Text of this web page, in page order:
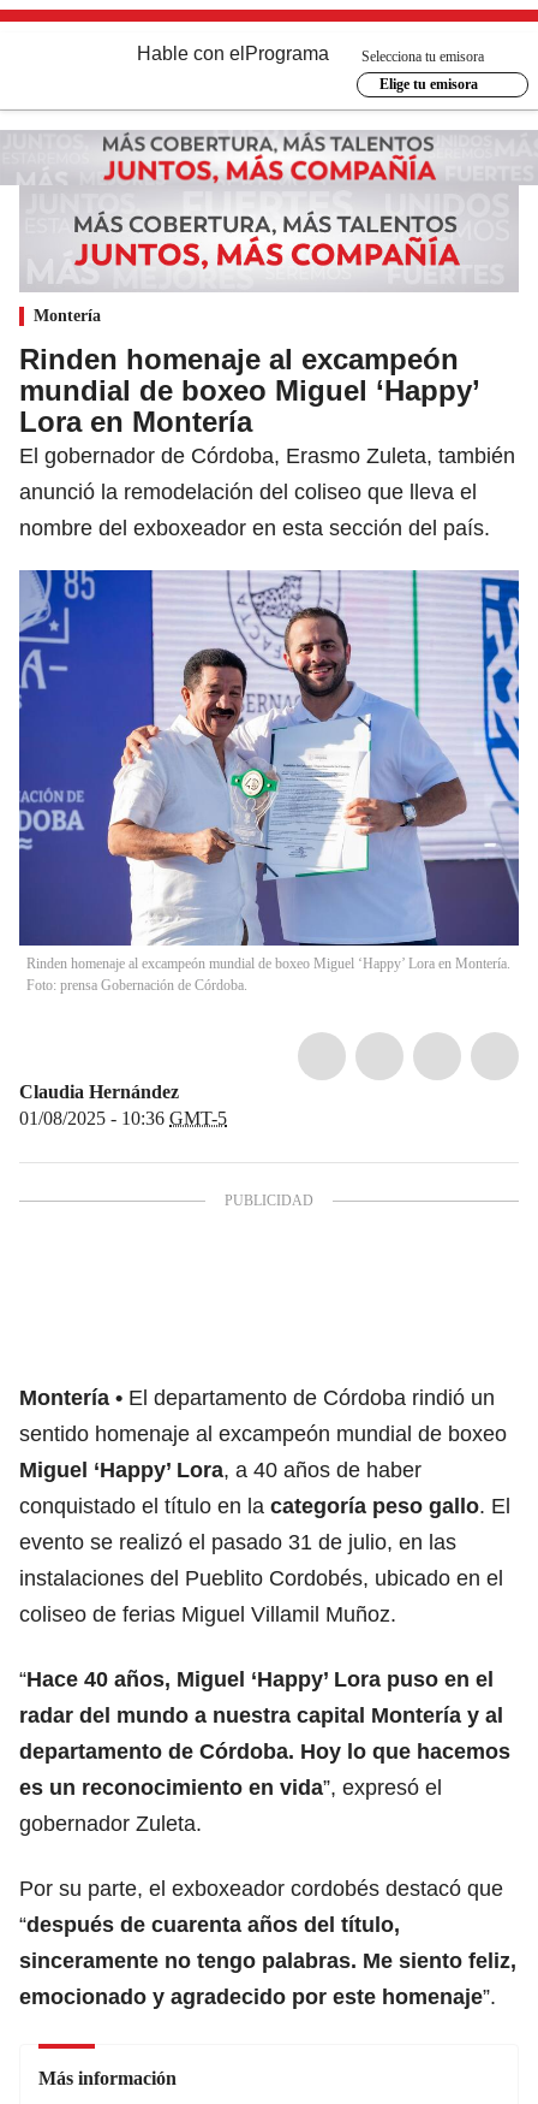
Hable con el Programa
Selecciona tu emisora
Elige tu emisora
Montería
Rinden homenaje al excampeón
mundial de boxeo Miguel ‘Happy’
Lora en Montería
El gobernador de Córdoba, Erasmo Zuleta, también
anunció la remodelación del coliseo que lleva el
nombre del exboxeador en esta sección del país.
Rinden homenaje al excampeón mundial de boxeo Miguel ‘Happy’ Lora en Montería.
Foto: prensa Gobernación de Córdoba.
Claudia Hernández
01/08/2025 - 10:36 GMT-5
Montería
El departamento de Córdoba rindió un
sentido homenaje al excampeón mundial de boxeo
Miguel ‘Happy’ Lora, a 40 años de haber
conquistado el título en la categoría peso gallo. El
evento se realizó el pasado 31 de julio, en las
instalaciones del Pueblito Cordobés, ubicado en el
coliseo de ferias Miguel Villamil Muñoz.
“Hace 40 años, Miguel ‘Happy’ Lora puso en el
radar del mundo a nuestra capital Montería y al
departamento de Córdoba. Hoy lo que hacemos
es un reconocimiento en vida”, expresó el
gobernador Zuleta.
Por su parte, el exboxeador cordobés destacó que
“después de cuarenta años del título,
sinceramente no tengo palabras. Me siento feliz,
emocionado y agradecido por este homenaje”.
Más información